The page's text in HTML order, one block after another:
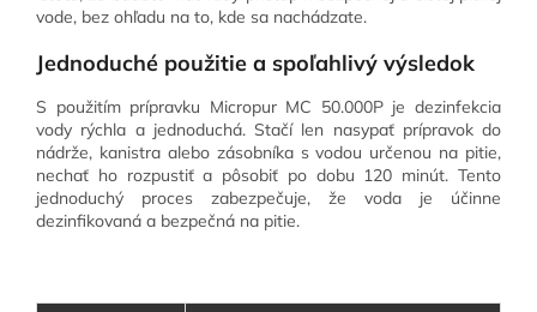
vode, bez ohľadu na to, kde sa nachádzate.
Jednoduché použitie a spoľahlivý výsledok
S použitím prípravku Micropur MC 50.000P je dezinfekcia
vody rýchla a jednoduchá. Stačí len nasypať prípravok do
nádrže, kanistra alebo zásobníka s vodou určenou na pitie,
nechať ho rozpustiť a pôsobiť po dobu 120 minút. Tento
jednoduchý proces zabezpečuje, že voda je účinne
dezinfikovaná a bezpečná na pitie.